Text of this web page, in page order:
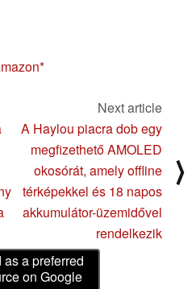
Next article
A Haylou piacra dob egy
megfizethető AMOLED
okosórát, amely offline
térképekkel és 18 napos
akkumulátor-üzemidővel
rendelkezik
⟩
as a preferred
on Google